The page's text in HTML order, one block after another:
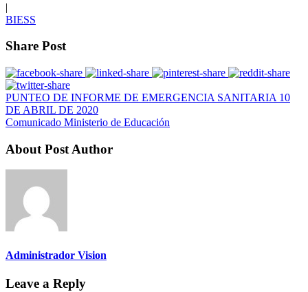
|
BIESS
Share Post
PUNTEO DE INFORME DE EMERGENCIA SANITARIA 10
DE ABRIL DE 2020
Comunicado Ministerio de Educación
About Post Author
Administrador Vision
Leave a Reply